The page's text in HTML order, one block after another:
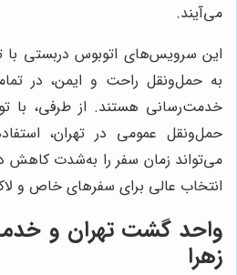
می‌آیند.
این سرویس‌های اتوبوس دربستی با
به حمل‌ونقل راحت و ایمن، در
خدمت‌رسانی هستند. از طرفی، با
حمل‌ونقل عمومی در تهران،
انتخاب عالی برای سفرهای خاص و
واحد گشت تهران و
زهرا